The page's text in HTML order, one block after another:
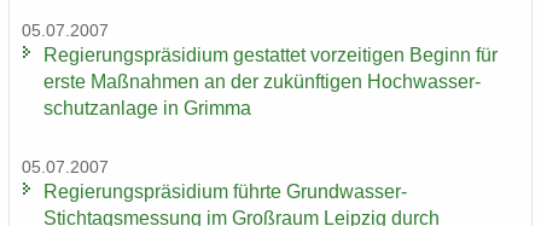
05.07.2007
Re­gie­rungs­prä­si­di­um ge­stat­tet vor­zei­ti­gen Be­ginn für
erste Maß­nah­men an der zu­künf­ti­gen Hoch­was­ser­
schutz­an­la­ge in Grim­ma
05.07.2007
Re­gie­rungs­prä­si­di­um führ­te Grundwasser-​
Stichtagsmessung im Groß­raum Leip­zig durch